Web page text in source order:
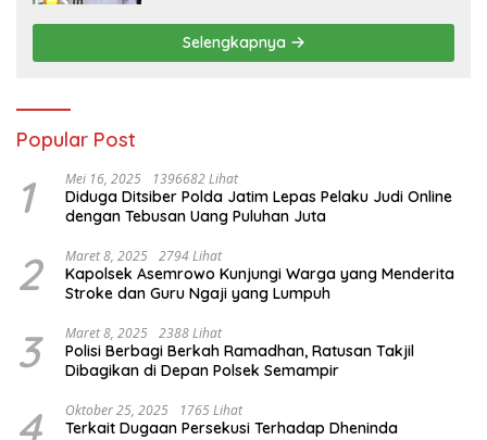
Selengkapnya
Popular Post
1 Mei 16, 2025 1396682 Lihat
Diduga Ditsiber Polda Jatim Lepas Pelaku Judi Online
dengan Tebusan Uang Puluhan Juta
2 Maret 8, 2025 2794 Lihat
Kapolsek Asemrowo Kunjungi Warga yang Menderita
Stroke dan Guru Ngaji yang Lumpuh
3 Maret 8, 2025 2388 Lihat
Polisi Berbagi Berkah Ramadhan, Ratusan Takjil
Dibagikan di Depan Polsek Semampir
4 Oktober 25, 2025 1765 Lihat
Terkait Dugaan Persekusi Terhadap Dheninda